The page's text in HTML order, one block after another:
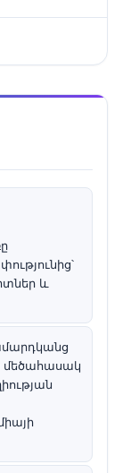
և
մեծահասակ